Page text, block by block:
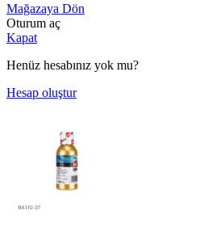
Mağazaya Dön
Oturum aç
Kapat
Henüz hesabınız yok mu?
Hesap oluştur